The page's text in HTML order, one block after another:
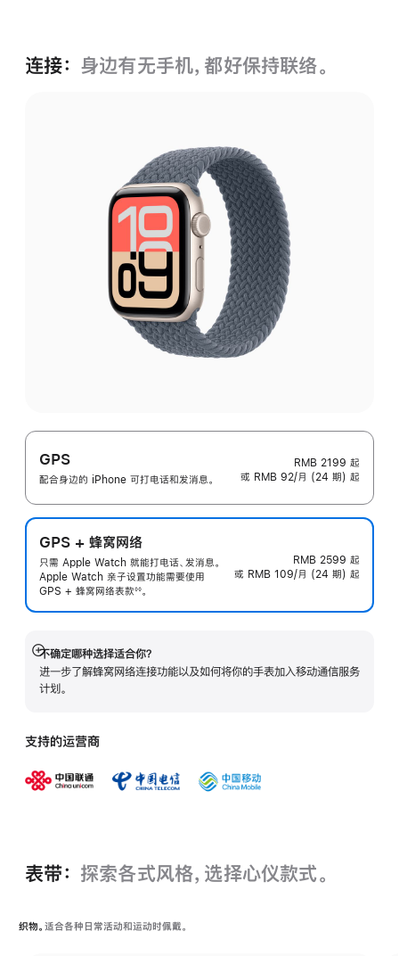
连接： 身边有无手机，都好保持联络。
GPS
配合身边的 iPhone 可打电话和发消息。
RMB 2199 起
或 RMB 92/月 (24 期) 起
GPS + 蜂窝网络
只需 Apple Watch 就能打电话、发消息。
Apple Watch 亲子设置功能需要使用
GPS + 蜂窝网络表款◊◊。
RMB 2599 起
或 RMB 109/月 (24 期) 起
不确定哪种选择适合你？
进一步了解蜂窝网络连接功能以及如何将你的手表加入移动通信服务
计划。
展
开
支持的运营商
表带： 探索各式风格，选择心仪款式。
织物。 适合各种日常活动和运动时佩戴。